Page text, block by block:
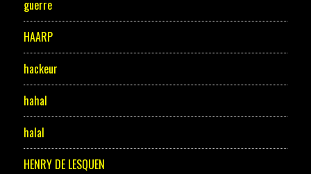
guerre
HAARP
hackeur
hahal
halal
HENRY DE LESQUEN